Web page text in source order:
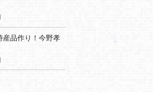
産品作り！今野孝